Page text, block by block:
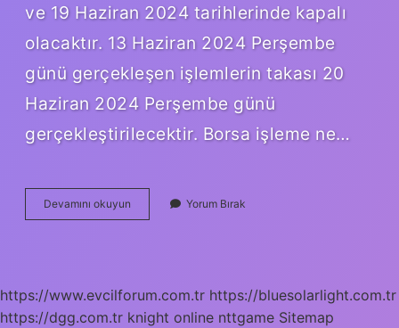
ve 19 Haziran 2024 tarihlerinde kapalı
olacaktır. 13 Haziran 2024 Perşembe
günü gerçekleşen işlemlerin takası 20
Haziran 2024 Perşembe günü
gerçekleştirilecektir. Borsa işleme ne…
Devamını okuyun
Ne
Yorum Bırak
https://www.evcilforum.com.tr https://bluesolarlight.com.tr
https://dgg.com.tr knight online nttgame Sitemap